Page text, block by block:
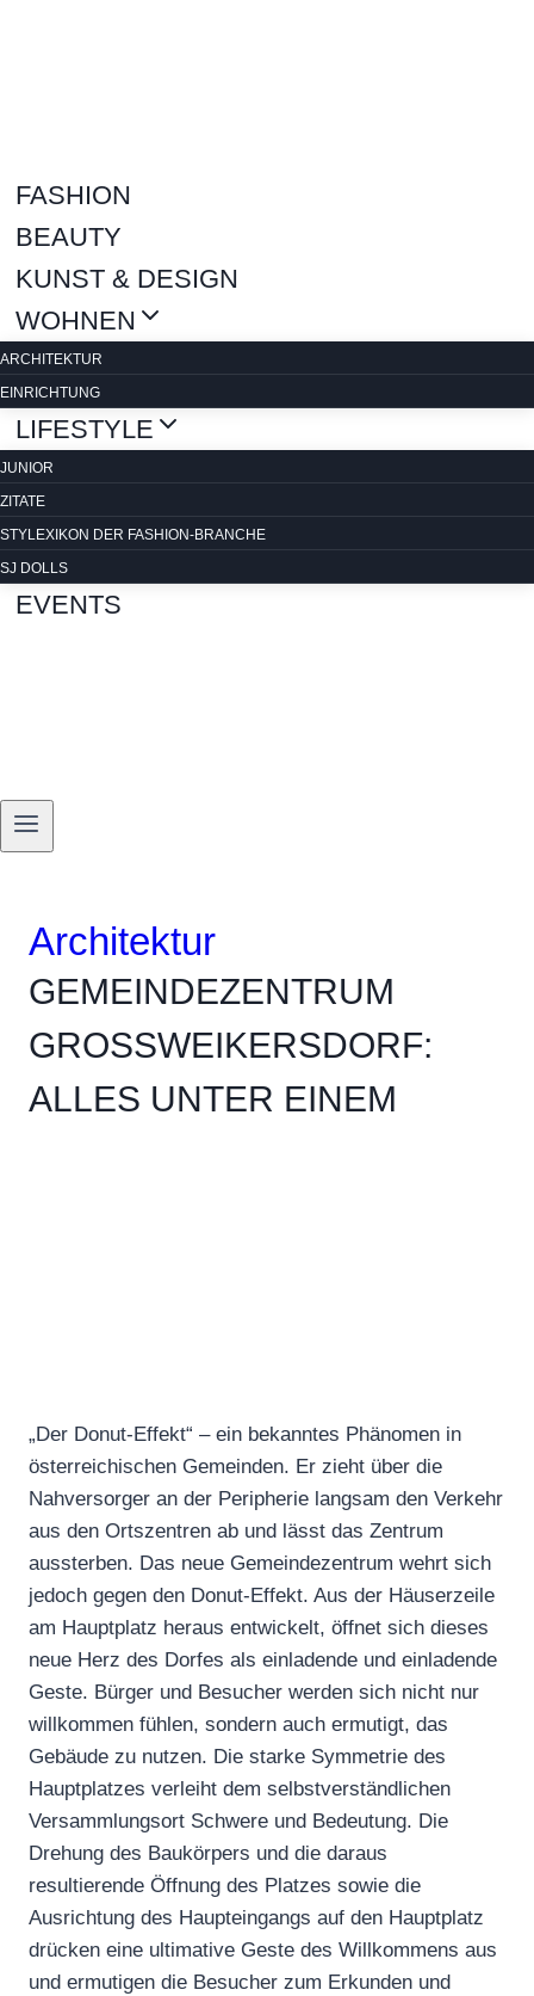
FASHION
BEAUTY
KUNST & DESIGN
WOHNEN
ARCHITEKTUR
EINRICHTUNG
LIFESTYLE
JUNIOR
ZITATE
STYLEXIKON DER FASHION-BRANCHE
SJ DOLLS
EVENTS
Architektur
GEMEINDEZENTRUM
GROSSWEIKERSDORF: A
LLES UNTER EINEM D
„Der Donut-Effekt“ – ein bekanntes Phänomen in
österreichischen Gemeinden. Er zieht über die
Nahversorger an der Peripherie langsam den Verkehr
aus den Ortszentren ab und lässt das Zentrum
aussterben. Das neue Gemeindezentrum wehrt sich
jedoch gegen den Donut-Effekt. Aus der Häuserzeile
am Hauptplatz heraus entwickelt, öffnet sich dieses
neue Herz des Dorfes als einladende und einladende
Geste. Bürger und Besucher werden sich nicht nur
willkommen fühlen, sondern auch ermutigt, das
Gebäude zu nutzen. Die starke Symmetrie des
Hauptplatzes verleiht dem selbstverständlichen
Versammlungsort Schwere und Bedeutung. Die
Drehung des Baukörpers und die daraus
resultierende Öffnung des Platzes sowie die
Ausrichtung des Haupteingangs auf den Hauptplatz
drücken eine ultimative Geste des Willkommens aus
und ermutigen die Besucher zum Erkunden und